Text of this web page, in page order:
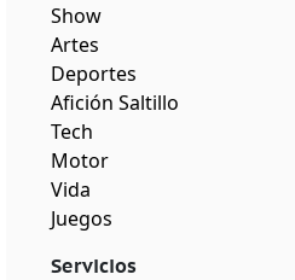
Show
Artes
Deportes
Afición Saltillo
Tech
Motor
Vida
Juegos
Servicios